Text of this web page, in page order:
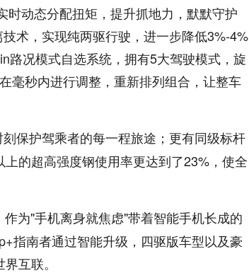
动态分配扭矩，提升抓地力，默默守护
术，实现纯两驱行驶，进一步降低3%-4%
路况模式自选系统，拥有5大驾驶模式，旋
毫秒内进行调整，重新排列组合，让整车
保护驾乘者的每一程旅途；更有同级标杆
的超高强度钢使用率更达到了23%，使全
作为"手机离身就焦虑"带着智能手机长成的
指南者通过智能升级，四驱版车型以及豪
互联。